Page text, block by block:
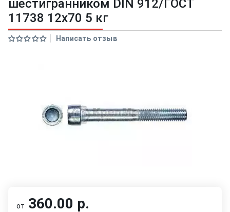
шестигранником DIN 912/ГОСТ
11738 12х70 5 кг
Написать отзыв
от 360.00 р.